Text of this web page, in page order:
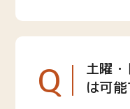
Q
土曜
は可